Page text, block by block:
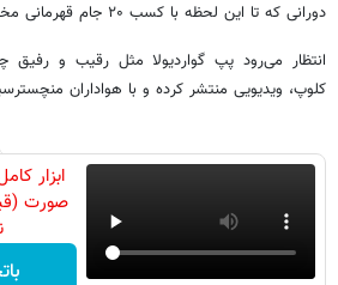
دورانی که تا این لحظه با کسب ۲۰ جام قهرمانی مختلف همراه بوده است.
انتظار می‌رود پپ گواردیولا مثل رقیب و
کلوپ، ویدیویی منتشر کرده و با هواداران
ابزار
صورت